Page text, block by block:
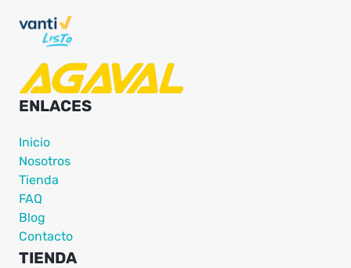
ENLACES
Inicio
Nosotros
Tienda
FAQ
Blog
Contacto
TIENDA